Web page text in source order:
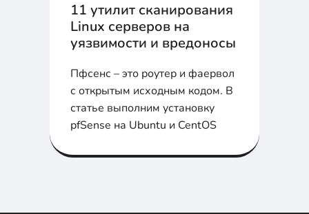
11 утилит сканирования
Linux серверов на
уязвимости и вредоносы
Пфсенс – это роутер и фаервол
с открытым исходным кодом. В
статье выполним установку
pfSense на Ubuntu и CentOS